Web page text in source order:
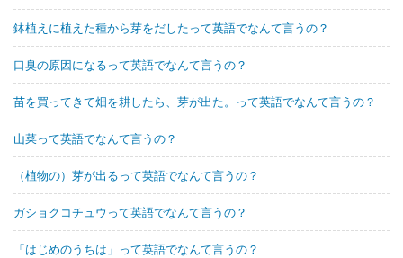
鉢植えに植えた種から芽をだしたって英語でなんて言うの？
口臭の原因になるって英語でなんて言うの？
苗を買ってきて畑を耕したら、芽が出た。って英語でなんて言うの？
山菜って英語でなんて言うの？
（植物の）芽が出るって英語でなんて言うの？
ガショクコチュウって英語でなんて言うの？
「はじめのうちは」って英語でなんて言うの？